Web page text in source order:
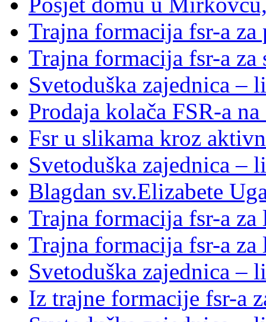
Trajna formacija fsr-a za
Trajna formacija fsr-a za
Svetoduška zajednica –
Prodaja kolača FSR-a
Fsr u slikama kroz
Svetoduška zajednica –
Blagdan sv.Elizabete
Trajna formacija fsr-a za
Trajna formacija fsr-a za
Svetoduška zajednica –
Iz trajne formacije fsr-a